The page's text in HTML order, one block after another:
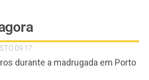
09:17
durante a madrugada em Porto